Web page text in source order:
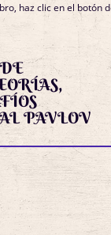
haz clic en el botón
PAVLOV